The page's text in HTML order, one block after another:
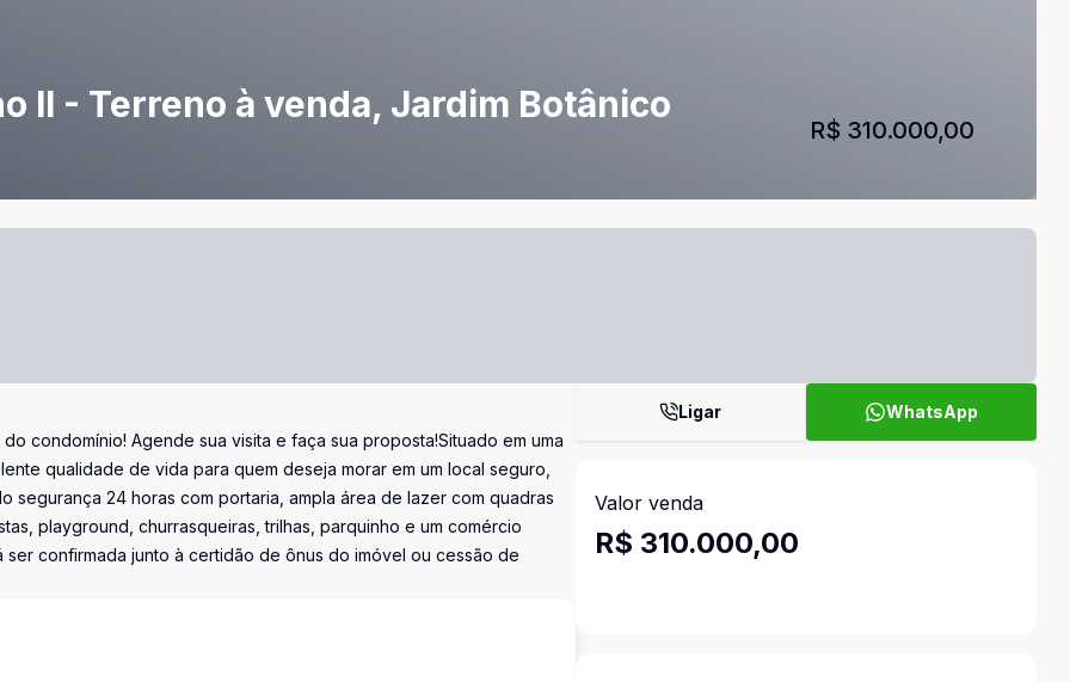
II - Terreno à venda, Jardim Botânico
R$ 310.000,00
condomínio! Agende sua visita e faça sua proposta!Situado em uma
qualidade de vida para quem deseja morar em um local seguro,
24 horas com portaria, ampla área de lazer com quadras
playground, churrasqueiras, trilhas, parquinho e um comércio
confirmada junto à certidão de ônus do imóvel ou cessão de
Ligar WhatsApp
Valor venda
R$ 310.000,00